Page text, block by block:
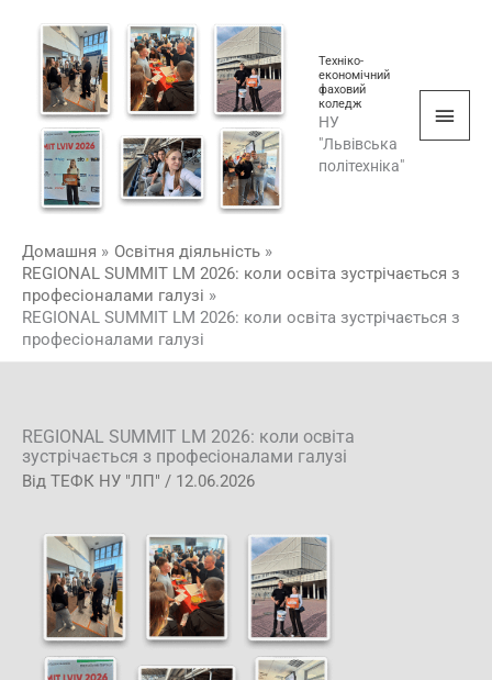
вмісту
Техніко-
економічний
фаховий
коледж
НУ
"Львівська
політехніка"
Домашня
Освітня діяльність
REGIONAL SUMMIT LM 2026: коли освіта зустрічається з
професіоналами галузі
REGIONAL SUMMIT LM 2026: коли освіта зустрічається з
професіоналами галузі
REGIONAL SUMMIT LM 2026: коли освіта
зустрічається з професіоналами галузі
Від ТЕФК НУ "ЛП" / 12.06.2026